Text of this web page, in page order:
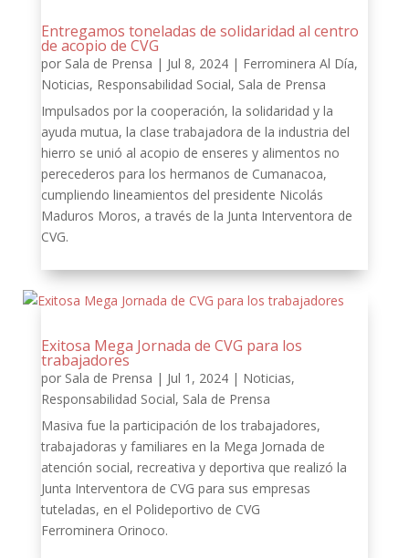
Entregamos toneladas de solidaridad al centro
de acopio de CVG
por Sala de Prensa | Jul 8, 2024| Ferrominera Al Día,
Noticias, Responsabilidad Social, Sala de Prensa
Impulsados por la cooperación, la solidaridad y la
ayuda mutua, la clase trabajadora de la industria del
hierro se unió al acopio de enseres y alimentos no
perecederos para los hermanos de Cumanacoa,
cumpliendo lineamientos del presidente Nicolás
Maduros Moros, a través de la Junta Interventora de
CVG.
Exitosa Mega Jornada de CVG para los
trabajadores
por Sala de Prensa | Jul 1, 2024| Noticias,
Responsabilidad Social, Sala de Prensa
Masiva fue la participación de los trabajadores,
trabajadoras y familiares en la Mega Jornada de
atención social, recreativa y deportiva que realizó la
Junta Interventora de CVG para sus empresas
tuteladas, en el Polideportivo de CVG
Ferrominera Orinoco.